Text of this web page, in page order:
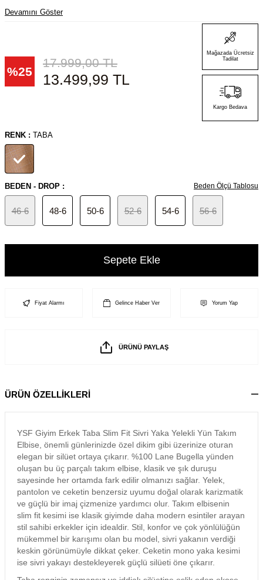
Devamını Göster
%25
17.999,00TL
13.499,99 TL
Mağazada Ücretsiz
Tadilat
Kargo Bedava
RENK : TABA
BEDEN - DROP : Beden Ölçü Tablosu
46-6 48-6 50-6 52-6 54-6 56-6
Sepete Ekle
Fiyat Alarmı Gelince Haber Ver Yorum Yap
ÜRÜNÜ PAYLAŞ
ÜRÜN ÖZELLİKLERİ
YSF Giyim Erkek Taba Slim Fit Sivri Yaka Yelekli Yün Takım
Elbise, önemli günlerinizde özel dikim gibi üzerinize oturan
elegan bir silüet ortaya çıkarır. %100 Lane Bugella yünden
oluşan bu üç parçalı takım elbise, klasik ve şık duruşu
sayesinde her ortamda fark edilir olmanızı sağlar. Yelek,
pantolon ve ceketin benzersiz uyumu doğal olarak karizmatik
ve güçlü bir imaj çizmenize yardımcı olur. Takım elbisenin
slim fit kesimi ise klasik giyimde daha modern esintiler arayan
stil sahibi erkekler için idealdir. Stil, konfor ve çok yönlülüğün
mükemmel bir karışımı olan bu model, sivri yakanın verdiği
keskin görünümüyle dikkat çeker. Ceketin mono yaka kesimi
ise sivri yakayı destekleyerek güçlü silüeti öne çıkarır.